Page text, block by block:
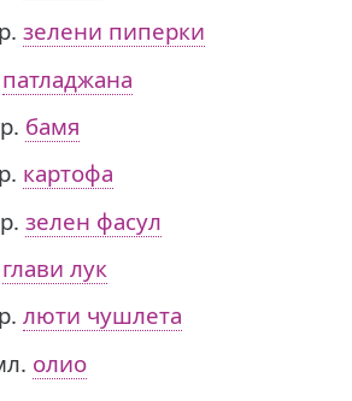
зелени пиперки
патладжана
бамя
картофа
зелен фасул
глави лук
люти чушлета
олио